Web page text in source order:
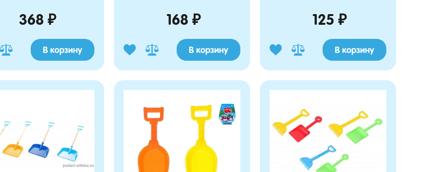
368 ₽
В корзину
168 ₽
В корзину
125 ₽
В корзину